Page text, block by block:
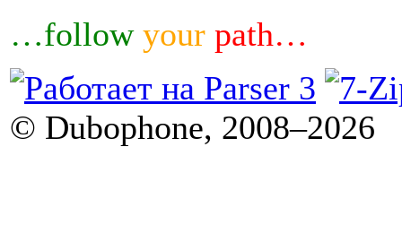
…follow your path…
© Dubophone, 2008–2026